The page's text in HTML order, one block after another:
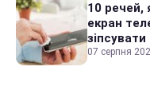
10 речей,
екран
зіпсувати
07 серпня